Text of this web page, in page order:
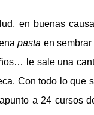
en buenas
pasta en
le sale una
Con todo lo que
a 24 cursos